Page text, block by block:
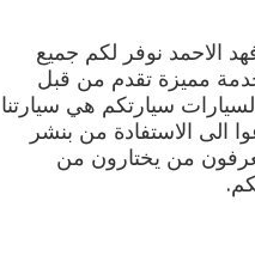
الاحمد نوفر لكم جميع
مميزة تقدم من قبل
سيارتكم هي سيارتنا
الى الاستفادة من بنشر
يعرفون من يختارون من